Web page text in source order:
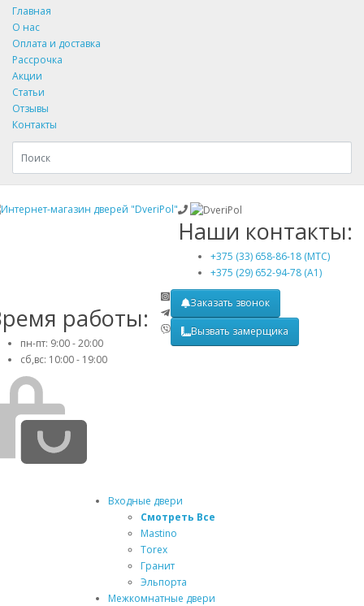
Главная
О нас
Оплата и доставка
Рассрочка
Акции
Статьи
Отзывы
Контакты
Наши контакты:
+375 (33) 658-86-18 (МТС)
+375 (29) 652-94-78 (A1)
работы:
пн-пт: 9:00 - 20:00
сб,вс: 10:00 - 19:00
Заказать звонок
Вызвать замерщика
Входные двери
Смотреть Все
Mastino
Torex
Гранит
Эльпорта
Межкомнатные двери